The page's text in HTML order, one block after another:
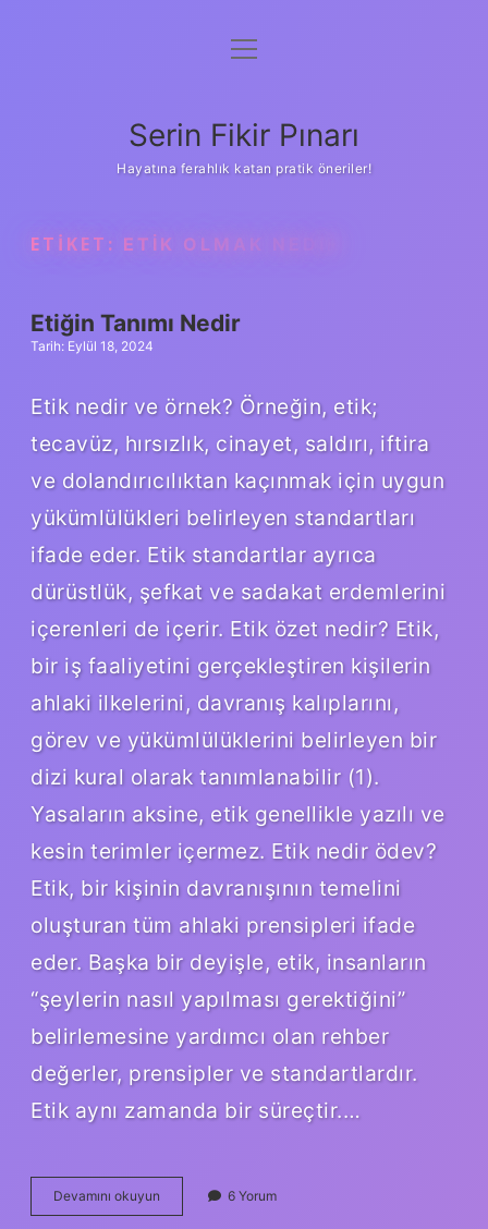
Gizlilik Politikası
Yasal Uyarı
menüyü
Serin Fikir Pınarı
Hayatına ferahlık katan pratik öneriler!
ETIKET: ETIK OLMAK NEDIR
Etiğin Tanımı Nedir
Tarih: Eylül 18, 2024
Etik nedir ve örnek? Örneğin, etik;
tecavüz, hırsızlık, cinayet, saldırı, iftira
ve dolandırıcılıktan kaçınmak için uygun
yükümlülükleri belirleyen standartları
ifade eder. Etik standartlar ayrıca
dürüstlük, şefkat ve sadakat erdemlerini
içerenleri de içerir. Etik özet nedir? Etik,
bir iş faaliyetini gerçekleştiren kişilerin
ahlaki ilkelerini, davranış kalıplarını,
görev ve yükümlülüklerini belirleyen bir
dizi kural olarak tanımlanabilir (1).
Yasaların aksine, etik genellikle yazılı ve
kesin terimler içermez. Etik nedir ödev?
Etik, bir kişinin davranışının temelini
oluşturan tüm ahlaki prensipleri ifade
eder. Başka bir deyişle, etik, insanların
“şeylerin nasıl yapılması gerektiğini”
belirlemesine yardımcı olan rehber
değerler, prensipler ve standartlardır.
Etik aynı zamanda bir süreçtir.…
Devamını okuyun
Tanımı
6 Yorum